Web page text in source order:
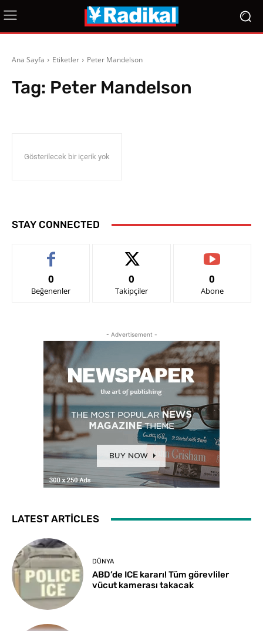
Ana Sayfa Etiketler Peter Mandelson
Tag: Peter Mandelson
Gösterilecek bir içerik yok
STAY CONNECTED
0
Beğenenler
0
Takipçiler
0
Abone
- Advertisement -
LATEST ARTICLES
DÜNYA
ABD’de ICE kararı! Tüm görevliler
vücut kamerası takacak